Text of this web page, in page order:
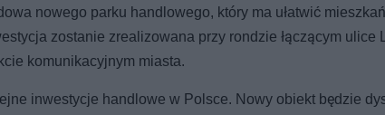
nowego parku handlowego, który ma ułatwić
zostanie zrealizowana przy rondzie łączącym ulice
komunikacyjnym miasta.
inwestycje handlowe w Polsce. Nowy obiekt będzie